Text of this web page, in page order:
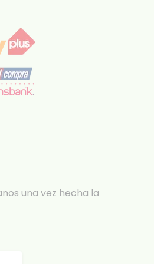
una vez hecha la